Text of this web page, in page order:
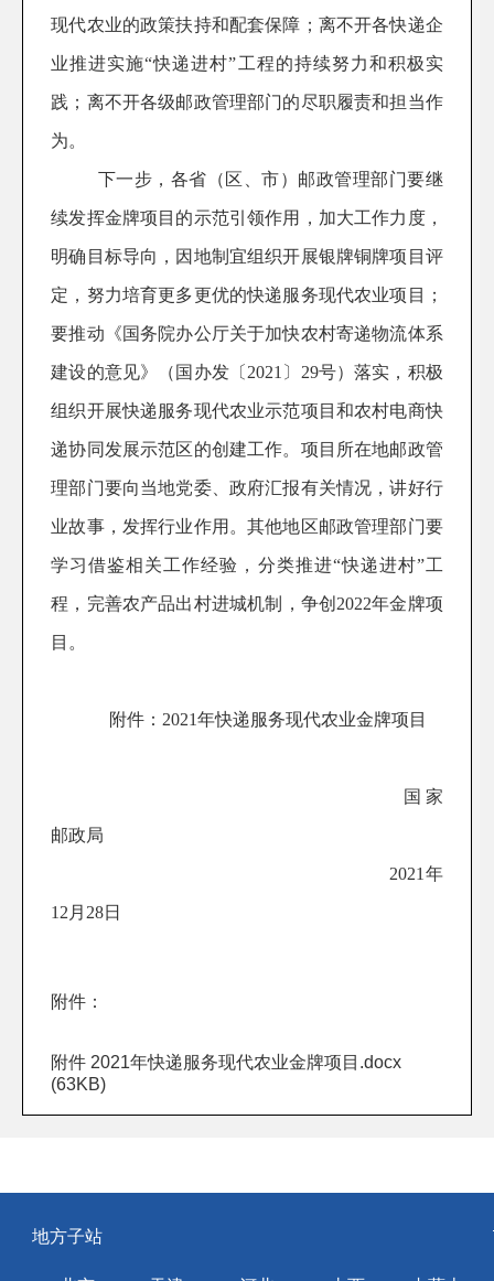
现代农业的政策扶持和配套保障；离不开各快递企
业推进实施“快递进村”工程的持续努力和积极实
践；离不开各级邮政管理部门的尽职履责和担当作
为。
下一步，各省（区、市）邮政管理部门要继
续发挥金牌项目的示范引领作用，加大工作力度，
明确目标导向，因地制宜组织开展银牌铜牌项目评
定，努力培育更多更优的快递服务现代农业项目；
要推动《国务院办公厅关于加快农村寄递物流体系
建设的意见》（国办发〔 2021 〕 29号）落实，积极
组织开展快递服务现代农业示范项目和农村电商快
递协同发展示范区的创建工作。项目所在地邮政管
理部门要向当地党委、政府汇报有关情况，讲好行
业故事，发挥行业作用。其他地区邮政管理部门要
学习借鉴相关工作经验，分类推进“快递进村”工
程，完善农产品出村进城机制，争创 2022年金牌项
目。
附件： 2021年快递服务现代农业金牌项目
国家
邮政局
2021 年
12 月 28日
附件：
附件 2021年快递服务现代农业金牌项目.docx
(63KB)
地方子站